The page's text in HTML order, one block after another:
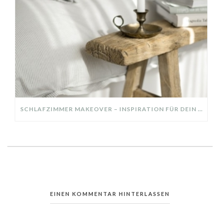
SCHLAFZIMMER MAKEOVER – INSPIRATION FÜR DEIN SCHLAFZIMMER: AUS ALT MACH NEU – HELL, GEMÜTLICH UND EINLADEND
EINEN KOMMENTAR HINTERLASSEN